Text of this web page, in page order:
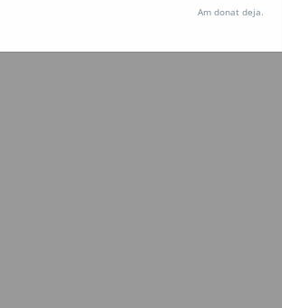
Hosterion
Am donat deja.